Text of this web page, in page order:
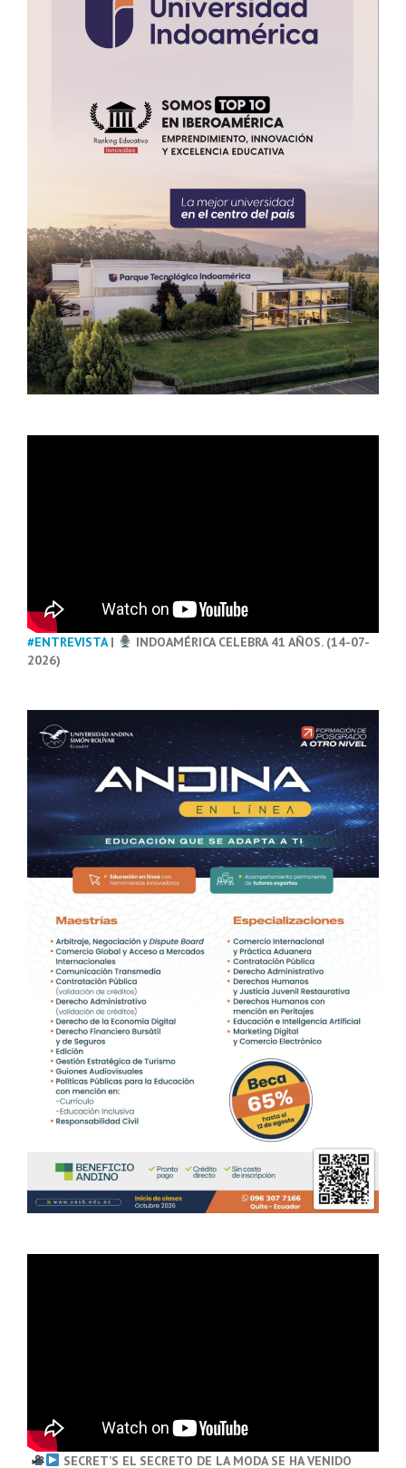
#ENTREVISTA|
INDOAMÉRICA CELEBRA 41 AÑOS. (14-07-
2026)
SECRET’S EL SECRETO DE LA MODA SE HA VENIDO